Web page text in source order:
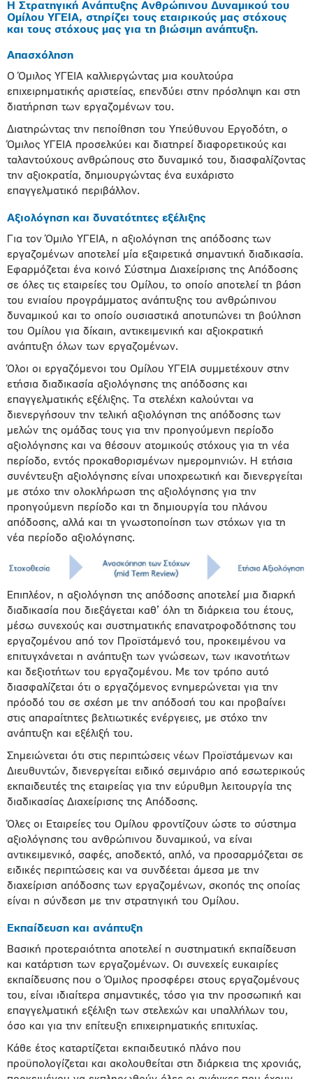
Η Στρατηγική Ανάπτυξης Ανθρώπινου Δυναμικού του
Ομίλου ΥΓΕΙΑ, στηρίζει τους εταιρικούς μας στόχους
και τους στόχους μας για τη βιώσιμη ανάπτυξη.
Απασχόληση
Ο Όμιλος ΥΓΕΙΑ καλλιεργώντας μια κουλτούρα
επιχειρηματικής αριστείας, επενδύει στην πρόσληψη και στη
διατήρηση των εργαζομένων του.
Διατηρώντας την πεποίθηση του Υπεύθυνου Εργοδότη, ο
Όμιλος ΥΓΕΙΑ προσελκύει και διατηρεί διαφορετικούς και
ταλαντούχους ανθρώπους στο δυναμικό του, διασφαλίζοντας
την αξιοκρατία, δημιουργώντας ένα ευχάριστο
επαγγελματικό περιβάλλον.
Αξιολόγηση και δυνατότητες εξέλιξης
Για τον Όμιλο ΥΓΕΙΑ, η αξιολόγηση της απόδοσης των
εργαζομένων αποτελεί μία εξαιρετικά σημαντική διαδικασία.
Εφαρμόζεται ένα κοινό Σύστημα Διαχείρισης της Απόδοσης
σε όλες τις εταιρείες του Ομίλου, το οποίο αποτελεί τη βάση
του ενιαίου προγράμματος ανάπτυξης του ανθρώπινου
δυναμικού και το οποίο ουσιαστικά αποτυπώνει τη βούληση
του Ομίλου για δίκαιη, αντικειμενική και αξιοκρατική
ανάπτυξη όλων των εργαζομένων.
Όλοι οι εργαζόμενοι του Ομίλου ΥΓΕΙΑ συμμετέχουν στην
ετήσια διαδικασία αξιολόγησης της απόδοσης και
επαγγελματικής εξέλιξης. Τα στελέχη καλούνται να
διενεργήσουν την τελική αξιολόγηση της απόδοσης των
μελών της ομάδας τους για την προηγούμενη περίοδο
αξιολόγησης και να θέσουν ατομικούς στόχους για τη νέα
περίοδο, εντός προκαθορισμένων ημερομηνιών. Η ετήσια
συνέντευξη αξιολόγησης είναι υποχρεωτική και διενεργείται
με στόχο την ολοκλήρωση της αξιολόγησης για την
προηγούμενη περίοδο και τη δημιουργία του πλάνου
απόδοσης, αλλά και τη γνωστοποίηση των στόχων για τη
νέα περίοδο αξιολόγησης.
Επιπλέον, η αξιολόγηση της απόδοσης αποτελεί μια διαρκή
διαδικασία που διεξάγεται καθ’ όλη τη διάρκεια του έτους,
μέσω συνεχούς και συστηματικής επανατροφοδότησης του
εργαζομένου από τον Προϊστάμενό του, προκειμένου να
επιτυγχάνεται η ανάπτυξη των γνώσεων, των ικανοτήτων
και δεξιοτήτων του εργαζομένου. Με τον τρόπο αυτό
διασφαλίζεται ότι ο εργαζόμενος ενημερώνεται για την
πρόοδό του σε σχέση με την απόδοσή του και προβαίνει
στις απαραίτητες βελτιωτικές ενέργειες, με στόχο την
ανάπτυξη και εξέλιξή του.
Σημειώνεται ότι στις περιπτώσεις νέων Προϊστάμενων και
Διευθυντών, διενεργείται ειδικό σεμινάριο από εσωτερικούς
εκπαιδευτές της εταιρείας για την εύρυθμη λειτουργία της
διαδικασίας Διαχείρισης της Απόδοσης.
Όλες οι Εταιρείες του Ομίλου φροντίζουν ώστε το σύστημα
αξιολόγησης του ανθρώπινου δυναμικού, να είναι
αντικειμενικό, σαφές, αποδεκτό, απλό, να προσαρμόζεται σε
ειδικές περιπτώσεις και να συνδέεται άμεσα με την
διαχείριση απόδοσης των εργαζομένων, σκοπός της οποίας
είναι η σύνδεση με την στρατηγική του Ομίλου.
Εκπαίδευση και ανάπτυξη
Βασική προτεραιότητα αποτελεί η συστηματική εκπαίδευση
και κατάρτιση των εργαζομένων. Οι συνεχείς ευκαιρίες
εκπαίδευσης που ο Όμιλος προσφέρει στους εργαζομένους
του, είναι ιδιαίτερα σημαντικές, τόσο για την προσωπική και
επαγγελματική εξέλιξη των στελεχών και υπαλλήλων του,
όσο και για την επίτευξη επιχειρηματικής επιτυχίας.
Κάθε έτος καταρτίζεται εκπαιδευτικό πλάνο που
προϋπολογίζεται και ακολουθείται στη διάρκεια της χρονιάς,